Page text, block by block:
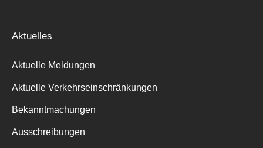
Aktuelles
Aktuelle Meldungen
Aktuelle Verkehrseinschränkungen
Bekanntmachungen
Ausschreibungen